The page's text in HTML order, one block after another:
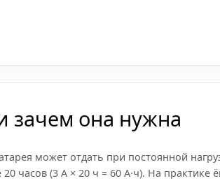
зачем она нужна
может отдать при постоянной
часов (3 А × 20 ч = 60 А·ч). На практике